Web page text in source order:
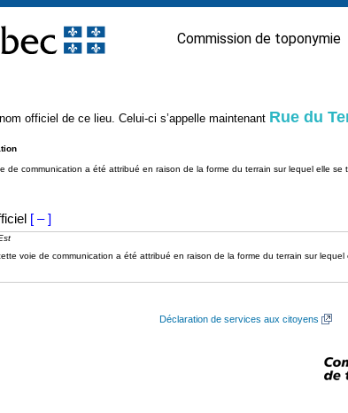
Commission de toponymie
officiel de ce lieu. Celui-ci s’appelle maintenant Rue du
de communication a été attribué en raison de la forme du terrain sur lequel elle se
[ – ]
voie de communication a été attribué en raison de la forme du terrain sur lequel
Déclaration de services aux citoyens